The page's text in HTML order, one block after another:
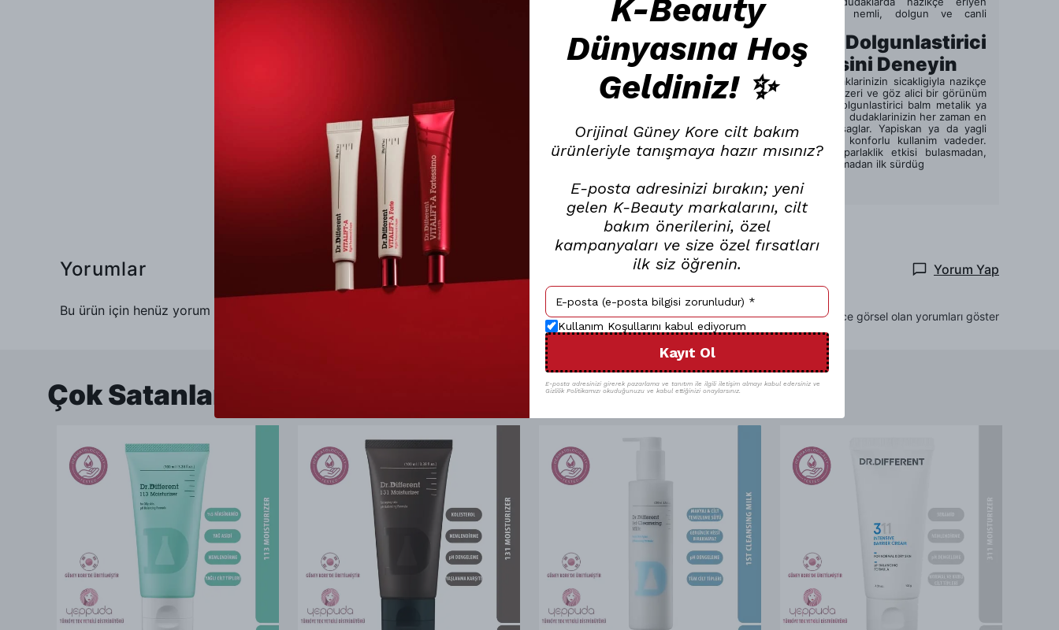
nemlendirici formülüyle, nemli, dolgun ve canli
görünüm vadeder!
Dudak Dolgunlastirici
Parlaklik Etkisini Deneyin
Dewy Melting balm, dudaklarinizin sicakligiyla nazikçe
eriyerek ortaya surup benzeri ve göz alici bir görünüm
çikarir. Nemlendirici ve dolgunlastirici balm metalik ya
da yapay parlaklik olmadan dudaklarinizin her zaman en
iyi sekilde görünmesini saglar. Yapiskan ya da yagli
olmayan bitisi gün boyu konforlu kullanim vadeder.
Tüm gün devam eden parlaklik etkisi bulasmadan,
parçalanmadan veya dagilmadan ilk sürdüg
Devamını Göster
Yorumlar Yorum Yap
Bu ürün için henüz yorum yapılmamış. Sadece görsel olan yorumları göster
Çok Satanlar
K-Beauty
Dünyasına Hoş
Geldiniz! ✨
Orijinal Güney Kore cilt bakım
ürünleriyle tanışmaya hazır mısınız?
E-posta adresinizi bırakın; yeni
gelen K-Beauty markalarını, cilt
bakım önerilerini, özel
kampanyaları ve size özel fırsatları
ilk siz öğrenin.
Kullanım Koşullarını kabul ediyorum
Kayıt Ol
E-posta adresinizi girerek pazarlama ve tanıtım ile ilgili iletişim almayı kabul edersiniz ve
Gizlilik Politikamızı okuduğunuzu ve kabul ettiğinizi onaylarsınız.